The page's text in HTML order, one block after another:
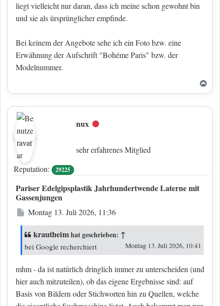
liegt vielleicht nur daran, dass ich meine schon gewohnt bin
und sie als ürsprünglicher empfinde.
Bei keinem der Angebote sehe ich ein Foto bzw. eine
Erwähnung der Aufschrift "Bohéme Paris" bzw. der
Modelnummer.
nux Offline
sehr erfahrenes Mitglied
Reputation:
29225
Pariser Edelgipsplastik Jahrhundertwende Laterne mit
Gassenjungen
Beitrag
Montag 13. Juli 2026, 11:36
krautheimhat geschrieben: ↑
Montag 13. Juli 2026, 10:41
bei Google recherchiert
mhm - da ist natürlich dringlich immer zu unterscheiden (und
hier auch mitzuteilen), ob das eigene Ergebnisse sind: auf
Basis von Bildern oder Stichworten hin zu Quellen, welche